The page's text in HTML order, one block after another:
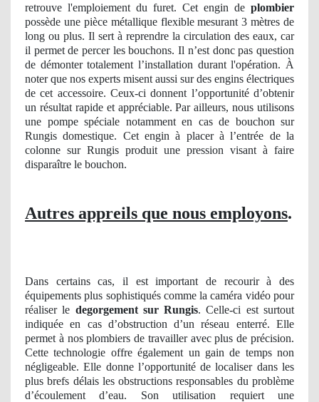
retrouve l'emploiement du furet. Cet engin de plombier
possède une pièce métallique flexible mesurant 3 mètres de
long ou plus. Il sert à reprendre la circulation des eaux, car
il permet de percer les bouchons. Il n’est donc pas question
de démonter totalement l’installation durant l'opération. À
noter que nos experts misent aussi sur des engins électriques
de cet accessoire. Ceux-ci donnent l’opportunité d’obtenir
un résultat rapide et appréciable. Par ailleurs, nous utilisons
une pompe spéciale notamment en cas de bouchon sur
Rungis domestique. Cet engin à placer à l’entrée de la
colonne sur Rungis produit une pression visant à faire
disparaître le bouchon.
Autres appreils que nous employons.
Dans certains cas, il est important de recourir à des
équipements plus sophistiqués comme la caméra vidéo pour
réaliser le degorgement sur Rungis. Celle-ci est surtout
indiquée en cas d’obstruction d’un réseau enterré. Elle
permet à nos plombiers de travailler avec plus de précision.
Cette technologie offre également un gain de temps non
négligeable. Elle donne l’opportunité de localiser dans les
plus brefs délais les obstructions responsables du problème
d’écoulement d’eau. Son utilisation requiert une